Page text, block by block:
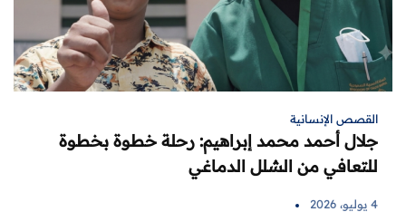
القصص الإنسانية
جلال أحمد محمد إبراهيم: رحلة خطوة بخطوة
للتعافي من الشلل الدماغي
4 يوليو، 2026